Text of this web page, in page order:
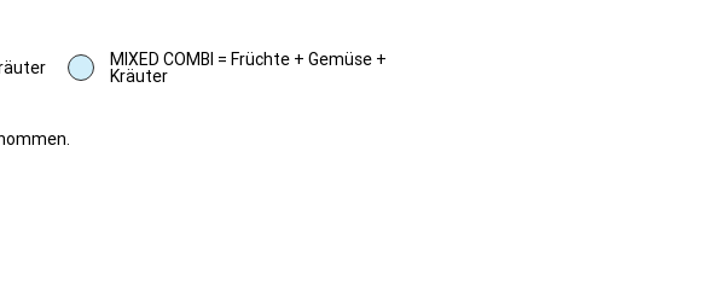
MIXED COMBI = Früchte + Gemüse +
Kräuter